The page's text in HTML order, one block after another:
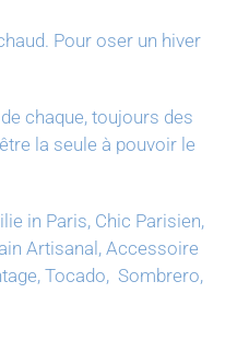
Pour oser un hiver
chaque, toujours des
la seule à pouvoir le
in Paris, Chic Parisien,
Artisanal, Accessoire
Tocado, Sombrero,